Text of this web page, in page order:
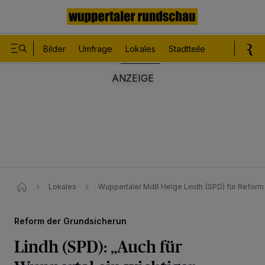
Bilder Umfrage Lokales Stadtteile
Lokales Wuppertaler MdB Helge Lindh (SPD) für
Reform der Grundsicherun
Lindh (SPD): „Auch für